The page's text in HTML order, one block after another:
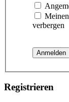
verbergen
Registrieren